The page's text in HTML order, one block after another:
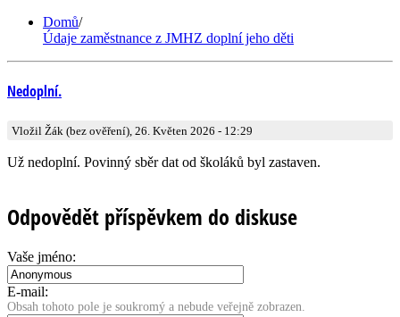
Domů/
Údaje zaměstnance z JMHZ doplní jeho děti
Nedoplní.
Vložil Žák (bez ověření), 26. Květen 2026 - 12:29
Už nedoplní. Povinný sběr dat od školáků byl zastaven.
Odpovědět příspěvkem do diskuse
Vaše jméno:
E-mail:
Obsah tohoto pole je soukromý a nebude veřejně zobrazen.